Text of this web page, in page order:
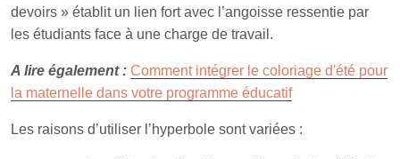
devoirs » établit un lien fort avec l’angoisse ressentie par
les étudiants face à une charge de travail.
A lire également : Comment intégrer le coloriage d'été pour
la maternelle dans votre programme éducatif
Les raisons d’utiliser l’hyperbole sont variées :